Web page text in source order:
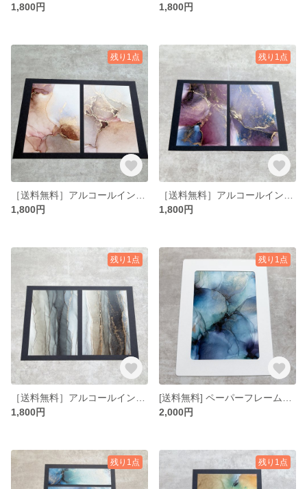
1,800円
1,800円
残り1点
1,800円
残り1点
1,800円
残り1点
1,800円
残り1点
2,000円
残り1点 残り1点